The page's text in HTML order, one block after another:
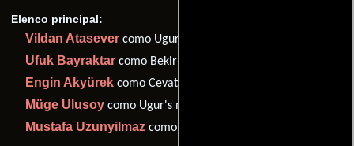
Elenco principal:
Vildan Atasever como Ugur
Ufuk Bayraktar como Bekir
Engin Akyürek como Cevat
Müge Ulusoy como Ugur's mother
Mustafa Uzunyilmaz como Ugur's father